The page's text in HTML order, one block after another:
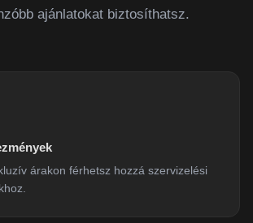
ajánlatokat biztosíthatsz.
árakon férhetsz hozzá szervizelési